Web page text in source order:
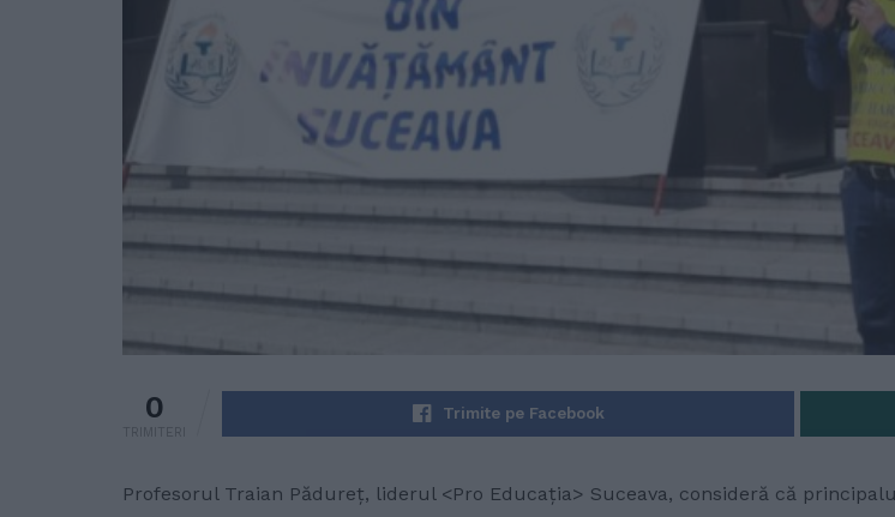
0
TRIMITERI
Trimite pe Facebook
Profesorul Traian Pădureț, liderul <Pro Educația> Suceava, consideră că